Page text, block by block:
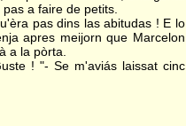
a faire de petits.
pas dins las abitudas ! E lo
apres meijorn que Marcelon
a la pòrta.
! "- Se m'aviás laissat cinc